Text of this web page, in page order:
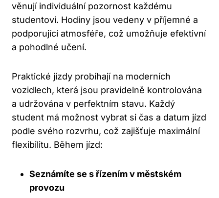
věnují individuální pozornost každému
studentovi. Hodiny jsou vedeny v příjemné a
podporující atmosféře, což umožňuje efektivní
a pohodlné učení.
Praktické jízdy probíhají na moderních
vozidlech, která jsou pravidelně kontrolována
a udržována v perfektním stavu. Každý
student má možnost vybrat si čas a datum jízd
podle svého rozvrhu, což zajišťuje maximální
flexibilitu. Během jízd:
Seznámíte se s řízením v městském
provozu